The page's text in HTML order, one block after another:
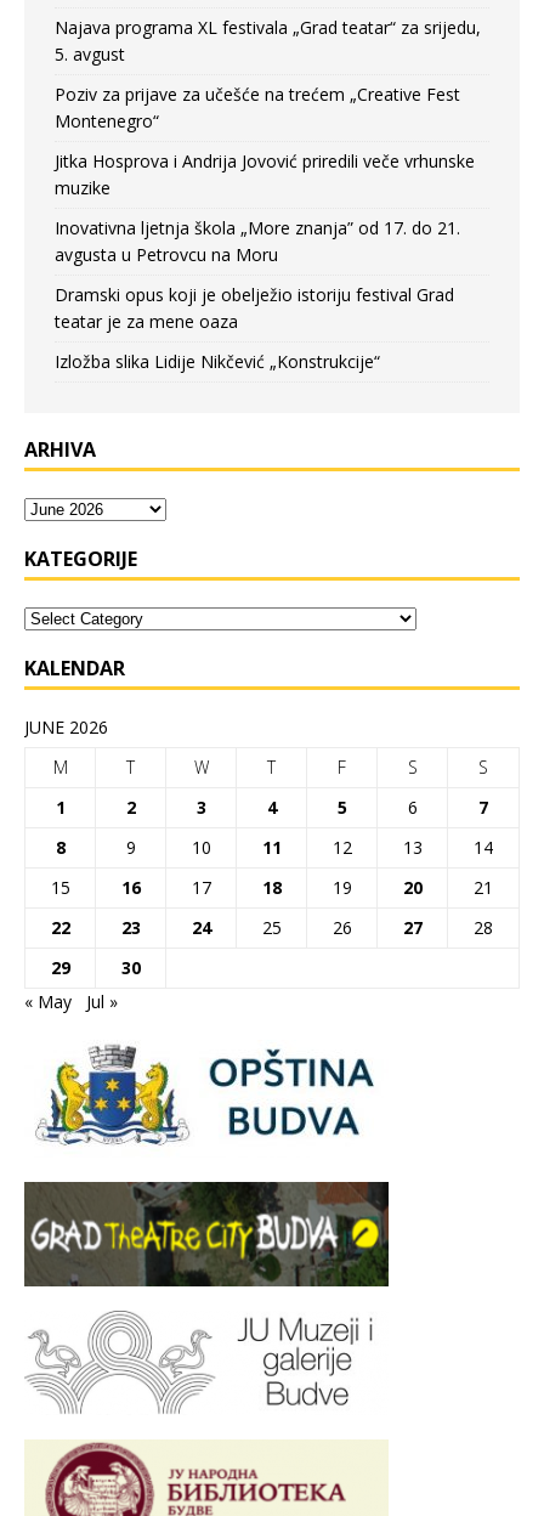
Najava programa XL festivala „Grad teatar“ za srijedu,
5. avgust
Poziv za prijave za učešće na trećem „Creative Fest
Montenegro“
Jitka Hosprova i Andrija Jovović priredili veče vrhunske
muzike
Inovativna ljetnja škola „More znanja” od 17. do 21.
avgusta u Petrovcu na Moru
Dramski opus koji je obelježio istoriju festival Grad
teatar je za mene oaza
Izložba slika Lidije Nikčević „Konstrukcije“
ARHIVA
KATEGORIJE
KALENDAR
JUNE 2026
M
T W T F S
S
1
2 3 4 5 6
7
8
9 10 11 12 13
14
15
16 17 18 19 20
21
22
23 24 25 26 27
28
29
30
« May
Jul »